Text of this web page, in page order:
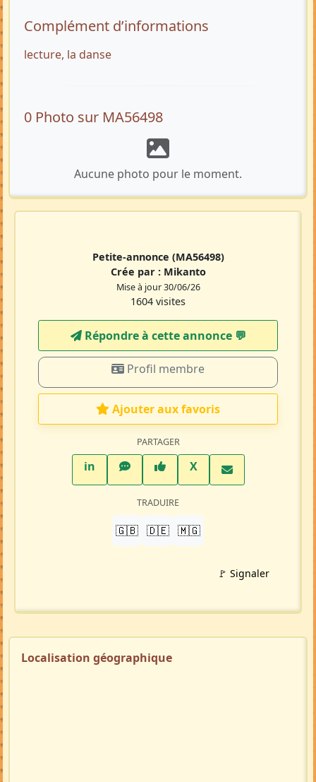
Complément d’informations
lecture, la danse
0 Photo sur MA56498
Aucune photo pour le moment.
Petite-annonce (MA56498)
Crée par : Mikanto
Mise à jour 30/06/26
1604 visites
Répondre à cette annonce 💬​
Profil membre
Ajouter aux favoris
PARTAGER
inLinkedInWhatsAppFacebook
XTwitter X
TRADUIRE
🇬🇧 🇩🇪 🇲🇬
🚩 Signaler
Localisation géographique